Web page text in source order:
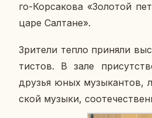
го-Кор­са­ко­ва «Зо­ло­той
царе Сал­тане».
Зри­те­ли тепло при­ня­ли
ти­стов. В зале
друзья юных му­зы­кан­тов,
ской музыки,